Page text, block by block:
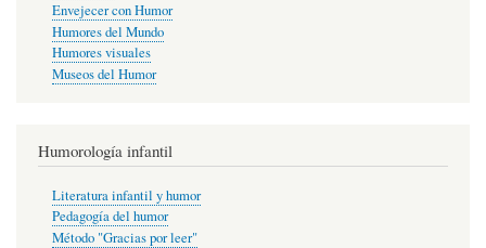
Envejecer con Humor
Humores del Mundo
Humores visuales
Museos del Humor
Humorología infantil
Literatura infantil y humor
Pedagogía del humor
Método "Gracias por leer"